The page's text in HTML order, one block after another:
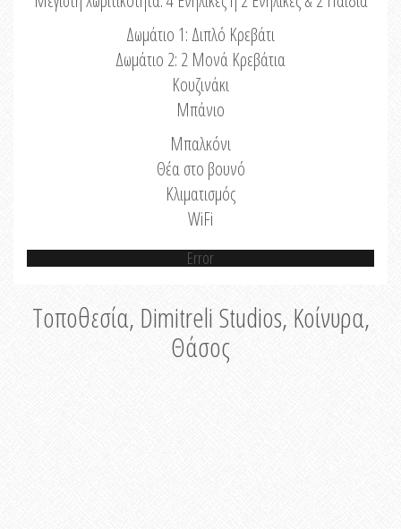
Δωμάτιο 1: Διπλό Κρεβάτι
Δωμάτιο 2: 2 Μονά Κρεβάτια
Κουζινάκι
Μπάνιο
Μπαλκόνι
Θέα στο βουνό
Κλιματισμός
WiFi
Error
Τοποθεσία, Dimitreli Studios, Κοίνυρα,
Θάσος